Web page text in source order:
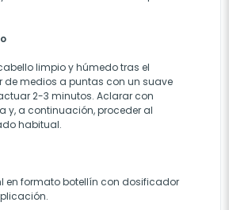
limpio y húmedo tras el
de medios a puntas con un suave
2-3 minutos. Aclarar con
y, a continuación, proceder al
habitual.
en formato botellín con dosificador